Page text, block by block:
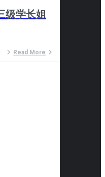
级学长姐
Read More